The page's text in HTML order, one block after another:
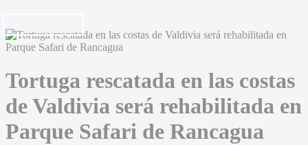
Tortuga rescatada en las costas
de Valdivia será rehabilitada en
Parque Safari de Rancagua